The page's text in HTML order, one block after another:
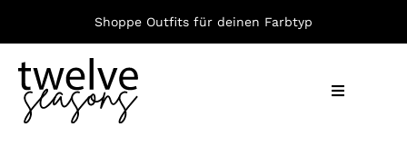
springen
Shoppe Outfits für deinen Farbtyp
Toggle